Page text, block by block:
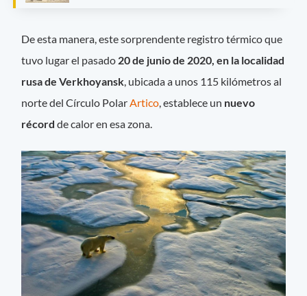
De esta manera, este sorprendente registro térmico que
tuvo lugar el pasado 20 de junio de 2020, en la localidad
rusa de Verkhoyansk, ubicada a unos 115 kilómetros al
norte del Círculo PolarArtico, establece un nuevo
récord de calor en esa zona.